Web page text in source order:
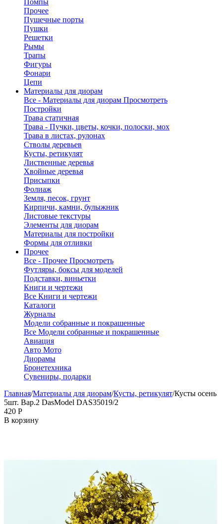
Помпы
Прочее
Пушечные порты
Пушки
Решетки
Рымы
Трапы
Фигуры
Фонари
Цепи
Материалы для диорам
Все - Материалы для диорам Просмотреть
Постройки
Трава статичная
Трава - Пучки, цветы, кочки, полоски, мох
Трава в листах, рулонах
Стволы деревьев
Кусты, ретикулят
Лиственные деревья
Хвойные деревья
Присыпки
Фолиаж
Земля, песок, грунт
Кирпичи, камни, булыжник
Листовые текстуры
Элементы для диорам
Материалы для постройки
Формы для отливки
Прочее
Все - Прочее Просмотреть
Футляры, боксы для моделей
Подставки, виньетки
Книги и чертежи
Все Книги и чертежи
Каталоги
Журналы
Модели собранные и покрашенные
Все Модели собранные и покрашенные
Авиация
Авто Мото
Диорамы
Бронетехника
Сувениры, подарки
Главная/Материалы для диорам/Кусты, ретикулят/Кусты осень
5шт. Вар.2 DasModel DAS35019/2
‍420‍ Р
В корзину